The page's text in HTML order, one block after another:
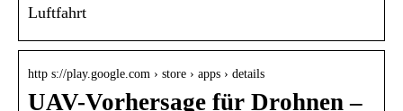
Luftfahrt
http s://play.google.com › store › apps › details
UAV-Vorhersage für Drohnen –